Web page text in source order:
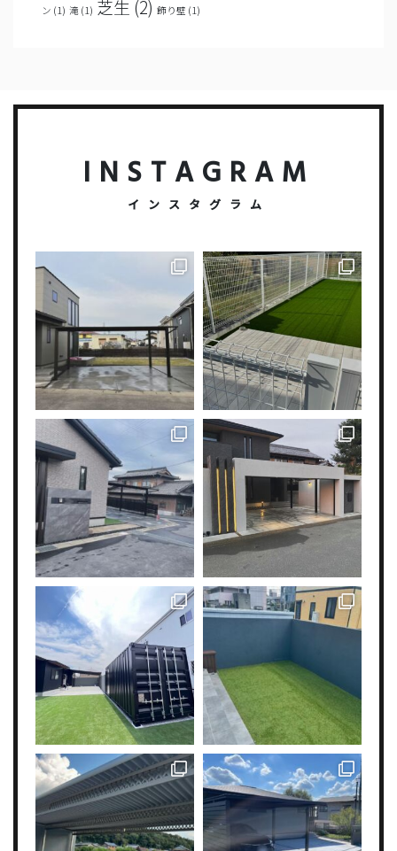
ン (1) 滝 (1) 芝生 (2) 飾り壁 (1)
INSTAGRAM
インスタグラム